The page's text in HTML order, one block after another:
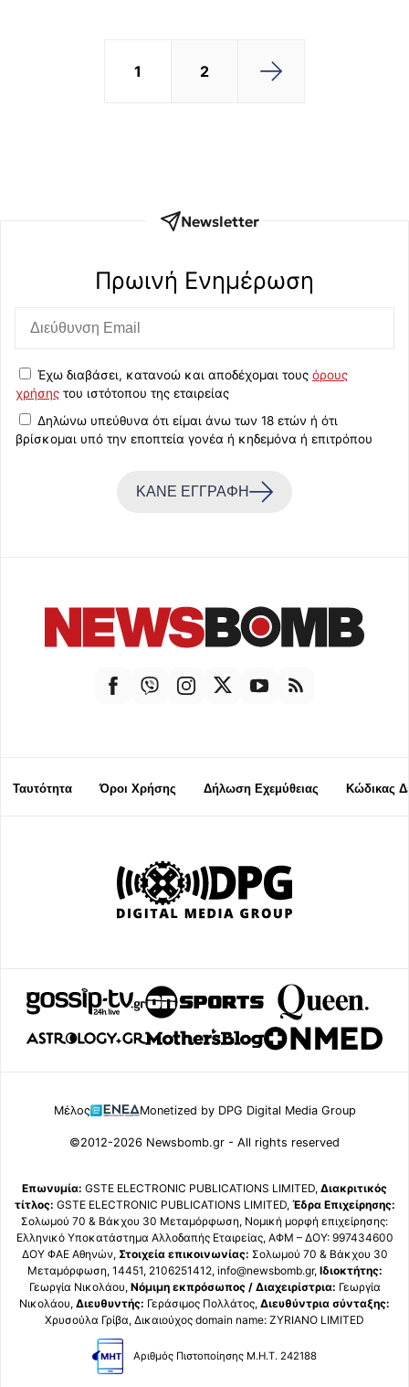
1 2
Newsletter
Πρωινή Eνημέρωση
Έχω διαβάσει, κατανοώ και αποδέχομαι τους όρους
χρήσης του ιστότοπου της εταιρείας
Δηλώνω υπεύθυνα ότι είμαι άνω των 18 ετών ή ότι
βρίσκομαι υπό την εποπτεία γονέα ή κηδεμόνα ή επιτρόπου
ΚΑΝΕ ΕΓΓΡΑΦΗ
Ταυτότητα Όροι Χρήσης Δήλωση Εχεμύθειας Κώδικας
Μέλος Monetized by DPG Digital Media Group
©2012-2026 Newsbomb.gr - All rights reserved
Επωνυμία: GSTE ELECTRONIC PUBLICATIONS LIMITED, Διακριτικός
τίτλος: GSTE ELECTRONIC PUBLICATIONS LIMITED, Έδρα Επιχείρησης:
Σολωμού 70 & Βάκχου 30 Μεταμόρφωση, Νομική μορφή επιχείρησης:
Ελληνικό Υποκατάστημα Αλλοδαπής Εταιρείας, ΑΦΜ – ΔΟΥ: 997434600
ΔΟΥ ΦΑΕ Αθηνών, Στοιχεία επικοινωνίας: Σολωμού 70 & Βάκχου 30
Μεταμόρφωση, 14451, 2106251412, info@newsbomb.gr, Ιδιοκτήτης:
Γεωργία Νικολάου, Νόμιμη εκπρόσωπος / Διαχειρίστρια: Γεωργία
Νικολάου, Διευθυντής: Γεράσιμος Πολλάτος, Διευθύντρια σύνταξης:
Χρυσούλα Γρίβα, Δικαιούχος domain name: ZYRIANO LIMITED
Αριθμός Πιστοποίησης Μ.Η.Τ. 242188